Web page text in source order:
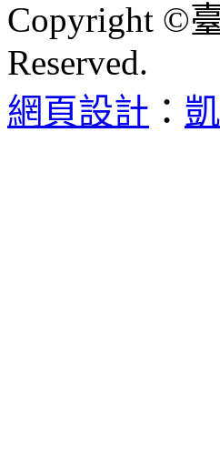
Copyright ©
Reserved.
網頁設計 ：